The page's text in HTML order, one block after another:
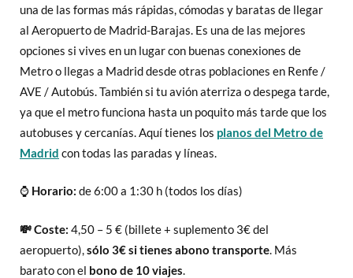
una de las formas más rápidas, cómodas y baratas de llegar
al Aeropuerto de Madrid-Barajas. Es una de las mejores
opciones si vives en un lugar con buenas conexiones de
Metro o llegas a Madrid desde otras poblaciones en Renfe /
AVE / Autobús. También si tu avión aterriza o despega tarde,
ya que el metro funciona hasta un poquito más tarde que los
autobuses y cercanías. Aquí tienes los planos del Metro de
Madrid con todas las paradas y líneas.
⌚ Horario: de 6:00 a 1:30 h (todos los días)
💸 Coste: 4,50 – 5 € (billete + suplemento 3€ del
aeropuerto),sólo 3€ si tienes abono transporte. Más
barato con el bono de 10 viajes.